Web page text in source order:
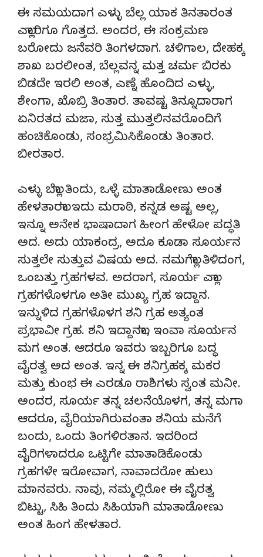
ಈ ಸಮಯದಾಗ ಎಳ್ಳು ಬೆಲ್ಲ ಯಾಕ ತಿನತಾರಂತ
ಎಲ್ಲಾರಿಗೂ ಗೊತ್ತದ. ಅಂದರ, ಈ ಸಂಕ್ರಮಣ
ಬರೋದು ಜನೆವರಿ ತಿಂಗಳದಾಗ. ಚಳಿಗಾಲ, ದೇಹಕ್ಕ
ಶಾಖ ಬರಲೀಂತ, ಬೆಲ್ಲವನ್ನ ಮತ್ತ ಚರ್ಮ ಬಿರಕು
ಬಿಡದೇ ಇರಲಿ ಅಂತ, ಎಣ್ನೆ ಹೊಂದಿದ ಎಳ್ಳು,
ಶೇಂಗಾ, ಖೊಬ್ರಿ ತಿಂತಾರ. ತಾವಷ್ಟ ತಿನ್ನೂದಾರಾಗ
ಏನಿರತದ ಮಜಾ, ಸುತ್ತ ಮುತ್ತಲಿನವರೊಂದಿಗೆ
ಹಂಚಿಕೊಂಡು, ಸಂಭ್ರಮಿಸಿಕೊಂಡು ತಿಂತಾರ.
ಬೀರತಾರ.
ಎಳ್ಳು ಬೆಲ್ಲಾ ತಿಂದು, ಒಳ್ಳೆ ಮಾತಾಡೋಣು ಅಂತ
ಹೇಳತಾರಲಾ ಇದು ಮರಾಠಿ, ಕನ್ನಡ ಅಷ್ಟ ಅಲ್ಲ,
ಇನ್ನೂ ಅನೇಕ ಭಾಷಾದಾಗ ಹೀಂಗ ಹೇಳೋ ಪದ್ಧತಿ
ಅದ. ಅದು ಯಾಕಂದ್ರ, ಅದೂ ಕೂಡಾ ಸೂರ್ಯನ
ಸುತ್ತಲೇ ಸುತ್ತುವ ವಿಷಯ ಅದ. ನಮಗೆಲ್ಲಾ ತಿಳಿದಂಗ,
ಒಂಬತ್ತು ಗ್ರಹಗಳವ. ಅದರಾಗ, ಸೂರ್ಯ ಎಲ್ಲಾ
ಗ್ರಹಗಳೊಳಗೂ ಅತೀ ಮುಖ್ಯ ಗ್ರಹ ಇದ್ದಾನ.
ಇನ್ನುಳಿದ ಗ್ರಹಗಳೊಳಗ ಶನಿ ಗ್ರಹ ಅತ್ಯಂತ
ಪ್ರಭಾವೀ ಗ್ರಹ. ಶನಿ ಇದ್ದಾನಲಾ, ಇಂವಾ ಸೂರ್ಯನ
ಮಗ ಅಂತ. ಆದರೂ ಇವರು ಇಬ್ಬರಿಗೂ ಬದ್ಧ
ವೈರತ್ವ ಅದ ಅಂತ. ಇನ್ನ ಈ ಶನಿಗ್ರಹಕ್ಕ ಮಕರ
ಮತ್ತು ಕುಂಭ ಈ ಎರಡೂ ರಾಶಿಗಳು ಸ್ವಂತ ಮನೀ.
ಅಂದರ, ಸೂರ್ಯ ತನ್ನ ಚಲನೆಯೊಳಗ, ತನ್ನ ಮಗಾ
ಆದರೂ, ವೈರಿಯಾಗಿರುವಂತಾ ಶನಿಯ ಮನೆಗೆ
ಬಂದು, ಒಂದು ತಿಂಗಳಿರತಾನ. ಇದರಿಂದ
ವೈರಿಗಳಾದರೂ ಒಟ್ಟಿಗೇ ಮಾತಾಡಿಕೊಂಡು
ಗ್ರಹಗಳೇ ಇರೋವಾಗ, ನಾವಾದರೋ ಹುಲು
ಮಾನವರು. ನಾವು, ನಮ್ಮಲ್ಲಿರೋ ಈ ವೈರತ್ವ
ಬಿಟ್ಟು, ಸಿಹಿ ತಿಂದು ಸಿಹಿಯಾಗಿ ಮಾತಾಡೋಣು
ಅಂತ ಹಿಂಗ ಹೇಳತಾರ.